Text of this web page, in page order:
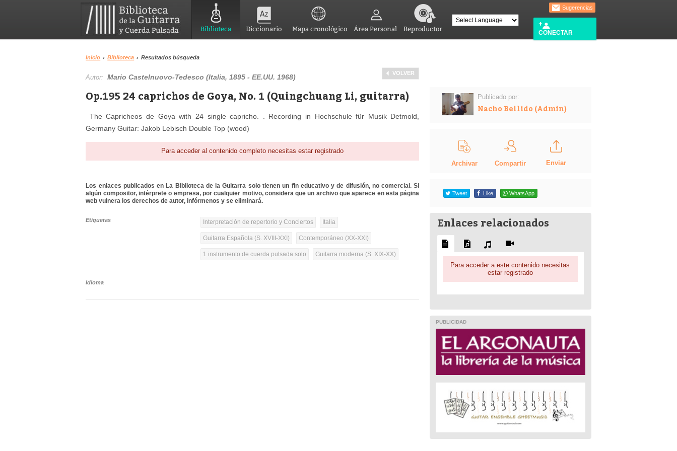
Biblioteca Diccionario Mapa cronológico Área Personal Reproductor
Sugerencias
CONECTAR
Inicio › Biblioteca › Resultados búsqueda
VOLVER
Autor:Mario Castelnuovo-Tedesco (Italia, 1895 - EE.UU. 1968)
Op.195 24 caprichos de Goya, No. 1 (Quingchuang Li, guitarra)
The Capricheos de Goya with 24 single capricho. . Recording in Hochschule für Musik Detmold,
Germany Guitar: Jakob Lebisch Double Top (wood)
Para acceder al contenido completo necesitas estar registrado
Los enlaces publicados en La Biblioteca de la Guitarra solo tienen un fin educativo y de difusión, no comercial. Si
algún compositor, intérprete o empresa, por cualquier motivo, considera que un archivo que aparece en esta página
web vulnera los derechos de autor, infórmenos y se eliminará.
Etiquetas Interpretación de repertorio y Conciertos Italia
Guitarra Española (S. XVIII-XXI) Contemporáneo (XX-XXI)
1 instrumento de cuerda pulsada solo Guitarra moderna (S. XIX-XX)
Idioma
Publicado por:
Nacho Bellido (Admin)
Archivar Compartir Enviar
Tweet Like WhatsApp
Enlaces relacionados
Para acceder a este contenido necesitas
estar registrado
PUBLICIDAD